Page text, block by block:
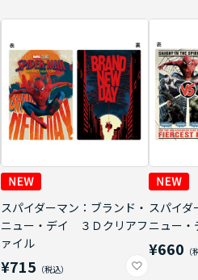
スパイダーマン：ブランド・
ニュー・デイ ３Ｄクリアフ
ァイル
¥715
スパイダ
ニュー
¥660